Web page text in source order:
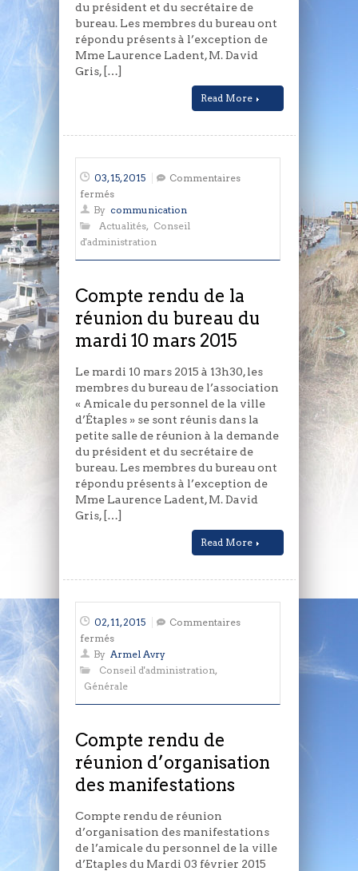
du président et du secrétaire de
bureau. Les membres du bureau ont
répondu présents à l’exception de
Mme Laurence Ladent, M. David
Gris, […]
Read More
03, 15, 2015
Commentaires
ferméssur
Compte
rendu
de
la
bureau
du
mardi
mars
2015
By communication
Actualités, Conseil
d'administration
Compte rendu de la
réunion du bureau du
mardi 10 mars 2015
Le mardi 10 mars 2015 à 13h30, les
membres du bureau de l’association
« Amicale du personnel de la ville
d’Étaples » se sont réunis dans la
petite salle de réunion à la demande
du président et du secrétaire de
bureau. Les membres du bureau ont
répondu présents à l’exception de
Mme Laurence Ladent, M. David
Gris, […]
Read More
02, 11, 2015
Commentaires
ferméssur
Compte
rendu
de
réunion
manifestations
By Armel Avry
Conseil d'administration,
Générale
Compte rendu de
réunion d’organisation
des manifestations
Compte rendu de réunion
d’organisation des manifestations
de l’amicale du personnel de la ville
d’Etaples du Mardi 03 février 2015